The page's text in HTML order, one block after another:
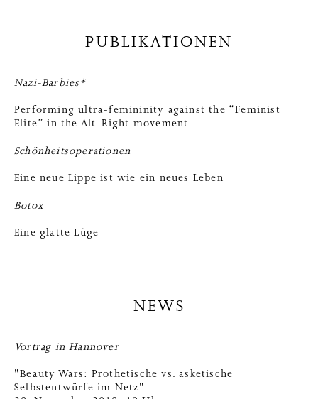
PUBLIKATIONEN
Nazi-Barbies*
Performing ultra-femininity against the “Feminist
Elite” in the Alt-Right movement
Schönheitsoperationen
Eine neue Lippe ist wie ein neues Leben
Botox
Eine glatte Lüge
NEWS
Vortrag in Hannover
"Beauty Wars: Prothetische vs. asketische
Selbstentwürfe im Netz"